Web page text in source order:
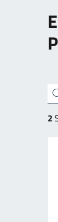
Cerca una parola chiave
2